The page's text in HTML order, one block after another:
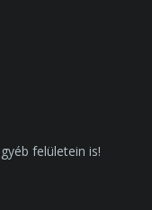
felületein is!